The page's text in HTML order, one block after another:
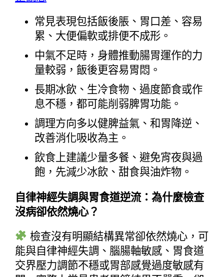
常見表現包括飯後脹、胃口差、容易
累、大便偏軟或排便不成形。
中氣不足時，身體推動腸胃運作的力
量較弱，飯後更容易胃悶。
長期冰飲、生冷食物、過度節食或作
息不穩，都可能削弱脾胃功能。
調理方向多以健脾益氣、和胃降逆、
改善消化吸收為主。
飲食上建議少量多餐、避免宵夜與過
飽，先減少冰飲、甜食與油炸物。
自律神經失調與胃食道逆流：為什麼檢查
沒病卻依然燒心？
檢查沒有明顯結構異常卻依然燒心，可
能與自律神經失調、腦腸軸敏感、胃食道
交界壓力調節不穩或胃部感覺過度敏感有